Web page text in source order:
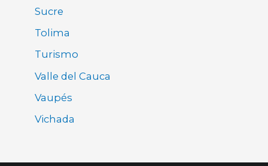
Sucre
Tolima
Turismo
Valle del Cauca
Vaupés
Vichada